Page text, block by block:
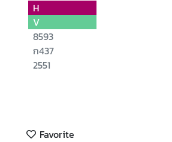
H
V
8593
ก437
2551
Favorite